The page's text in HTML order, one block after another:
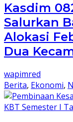
Kasdim
Salurkan
Alokasi
Dua
wapimred
Berita, Ekonomi,